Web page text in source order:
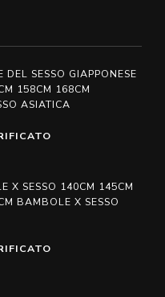
opzioni
possono
pagina
SESSO GIAPPONESE
158CM 168CM
ASIATICA
X SESSO 140CM 145CM
BAMBOLE X SESSO